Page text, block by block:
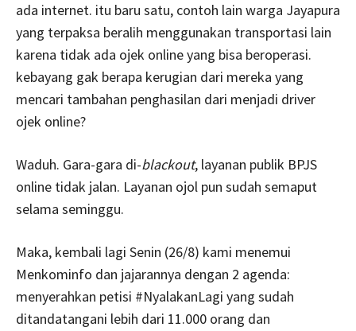
ada internet. itu baru satu, contoh lain warga Jayapura
yang terpaksa beralih menggunakan transportasi lain
karena tidak ada ojek online yang bisa beroperasi.
kebayang gak berapa kerugian dari mereka yang
mencari tambahan penghasilan dari menjadi driver
ojek online?
Waduh. Gara-gara di-blackout, layanan publik BPJS
online tidak jalan. Layanan ojol pun sudah semaput
selama seminggu.
Maka, kembali lagi Senin (26/8) kami menemui
Menkominfo dan jajarannya dengan 2 agenda:
menyerahkan petisi #NyalakanLagi yang sudah
ditandatangani lebih dari 11.000 orang dan